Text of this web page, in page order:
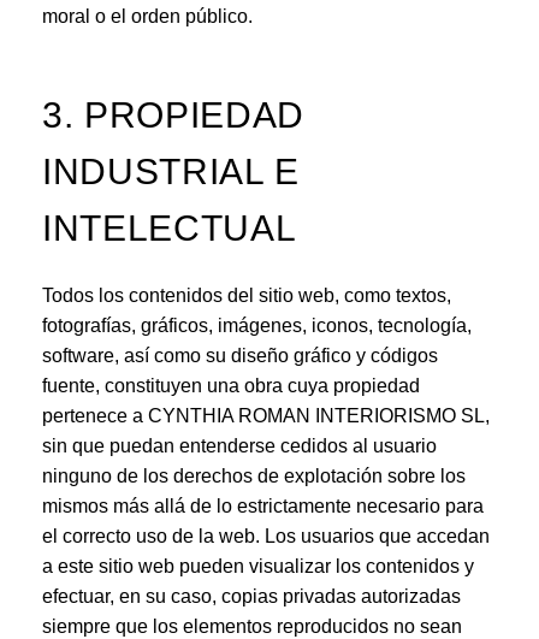
moral o el orden público.
3. PROPIEDAD
INDUSTRIAL E
INTELECTUAL
Todos los contenidos del sitio web, como textos,
fotografías, gráficos, imágenes, iconos, tecnología,
software, así como su diseño gráfico y códigos
fuente, constituyen una obra cuya propiedad
pertenece a CYNTHIA ROMAN INTERIORISMO SL,
sin que puedan entenderse cedidos al usuario
ninguno de los derechos de explotación sobre los
mismos más allá de lo estrictamente necesario para
el correcto uso de la web. Los usuarios que accedan
a este sitio web pueden visualizar los contenidos y
efectuar, en su caso, copias privadas autorizadas
siempre que los elementos reproducidos no sean